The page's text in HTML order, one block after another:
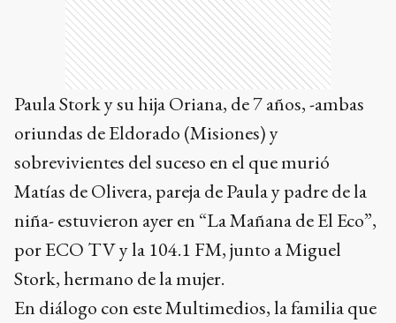
Paula Stork y su hija Oriana, de 7 años, -ambas
oriundas de Eldorado (Misiones) y
sobrevivientes del suceso en el que murió
Matías de Olivera, pareja de Paula y padre de la
niña- estuvieron ayer en “La Mañana de El Eco”,
por ECO TV y la 104.1 FM, junto a Miguel
Stork, hermano de la mujer.
En diálogo con este Multimedios, la familia que